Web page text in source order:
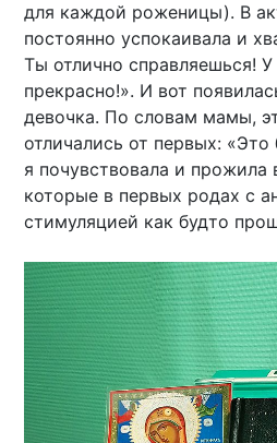
для каждой роженицы). В
постоянно успокаивала и
Ты отлично справляешься! У
прекрасно!». И вот
девочка. По словам мамы,
отличались от первых:
я почувствовала и прожила
которые в первых родах с
стимуляцией как будто